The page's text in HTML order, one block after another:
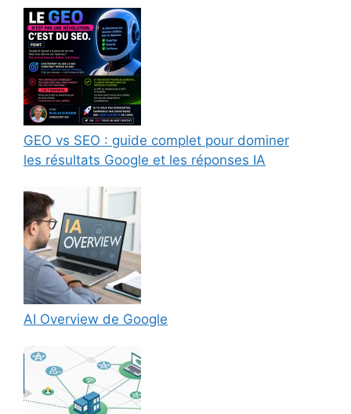
GEO vs SEO : guide complet pour dominer
les résultats Google et les réponses IA
AI Overview de Google